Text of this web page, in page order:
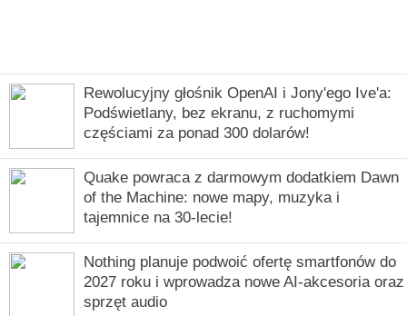
Rewolucyjny głośnik OpenAI i Jony'ego Ive'a:
Podświetlany, bez ekranu, z ruchomymi
częściami za ponad 300 dolarów!
Quake powraca z darmowym dodatkiem Dawn
of the Machine: nowe mapy, muzyka i
tajemnice na 30-lecie!
Nothing planuje podwoić ofertę smartfonów do
2027 roku i wprowadza nowe AI-akcesoria oraz
sprzęt audio